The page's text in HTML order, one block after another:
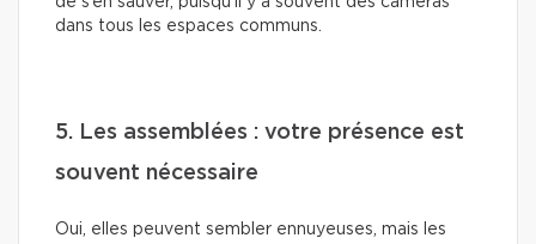
dans tous les espaces communs.
5. Les assemblées : votre présence est
souvent nécessaire
Oui, elles peuvent sembler ennuyeuses, mais les